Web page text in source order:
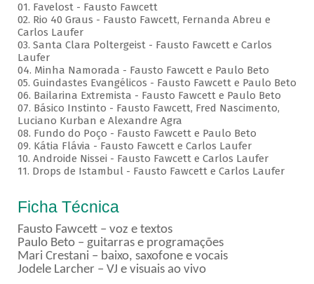
01. Favelost - Fausto Fawcett
02. Rio 40 Graus - Fausto Fawcett, Fernanda Abreu e
Carlos Laufer
03. Santa Clara Poltergeist - Fausto Fawcett e Carlos
Laufer
04. Minha Namorada - Fausto Fawcett e Paulo Beto
05. Guindastes Evangélicos - Fausto Fawcett e Paulo Beto
06. Bailarina Extremista - Fausto Fawcett e Paulo Beto
07. Básico Instinto - Fausto Fawcett, Fred Nascimento,
Luciano Kurban e Alexandre Agra
08. Fundo do Poço - Fausto Fawcett e Paulo Beto
09. Kátia Flávia - Fausto Fawcett e Carlos Laufer
10. Androide Nissei - Fausto Fawcett e Carlos Laufer
11. Drops de Istambul - Fausto Fawcett e Carlos Laufer
Ficha Técnica
Fausto Fawcett – voz e textos
Paulo Beto – guitarras e programações
Mari Crestani – baixo, saxofone e vocais
Jodele Larcher – VJ e visuais ao vivo